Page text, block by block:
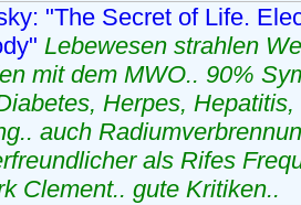
"The Secret of Life.
Lebewesen strahlen
mit dem MWO.. 90%
Herpes, Hepatitis,
auch
als Rifes
Clement.. gute Kritiken..